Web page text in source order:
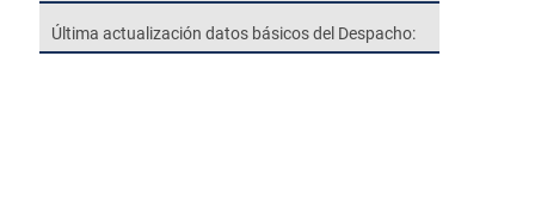
Última actualización datos básicos del Despacho: